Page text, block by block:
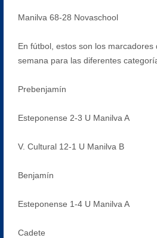
Manilva 68-28 Novaschool
En fútbol, estos son los
semana para las diferentes
Prebenjamín
Esteponense 2-3 U Manilva A
V. Cultural 12-1 U Manilva B
Benjamín
Esteponense 1-4 U Manilva A
Cadete